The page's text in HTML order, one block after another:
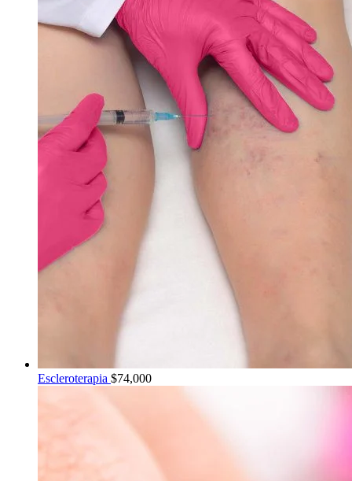
Escleroterapia $74,000